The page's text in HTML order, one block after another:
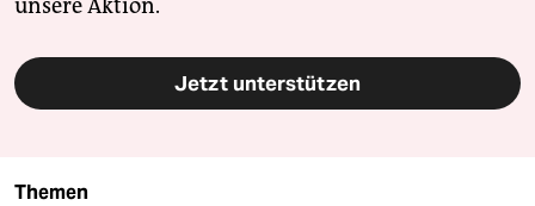
unsere Aktion.
Jetzt unterstützen
Themen